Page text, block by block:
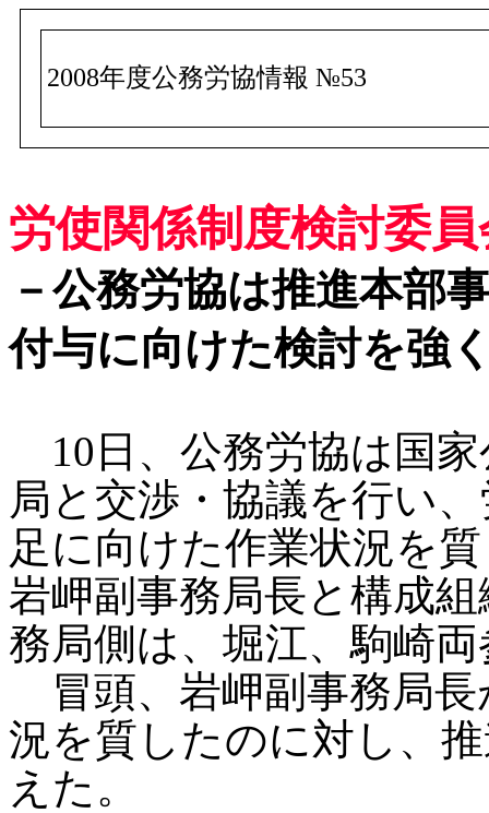
2008年度公務労協情報 №53
労使関係制度検討委
－公務労協は推進本部
付与に向けた検討を強
10日、公務労協は国
局と交渉・協議を行い
足に向けた作業状況を
岩岬副事務局長と構成
務局側は、堀江、駒崎
冒頭、岩岬副事務局長
況を質したのに対し、
えた。